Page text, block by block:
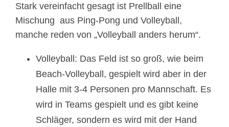
Stark vereinfacht gesagt ist Prellball eine
Mischung aus Ping-Pong und Volleyball,
manche reden von „Volleyball anders herum“.
Volleyball: Das Feld ist so groß, wie beim
Beach-Volleyball, gespielt wird aber in der
Halle mit 3-4 Personen pro Mannschaft. Es
wird in Teams gespielt und es gibt keine
Schläger, sondern es wird mit der Hand